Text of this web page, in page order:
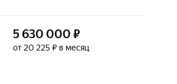
5 630 000 ₽
от 20 225 ₽ в месяц